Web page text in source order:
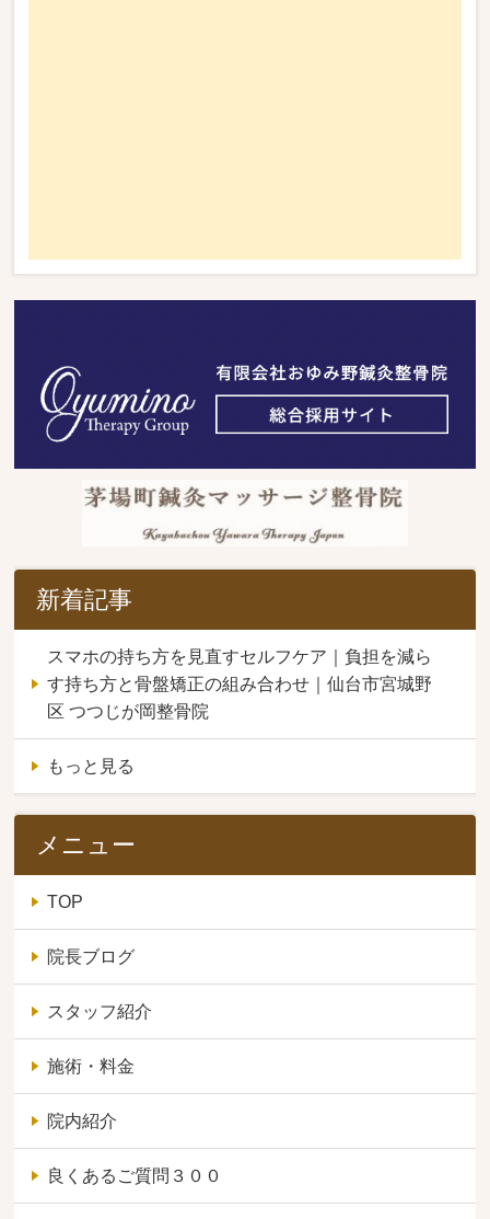
新着記事
スマホの持ち方を見直すセルフケア｜負担を減ら
す持ち方と骨盤矯正の組み合わせ｜仙台市宮城野
区 つつじが岡整骨院
もっと見る
メニュー
TOP
院長ブログ
スタッフ紹介
施術・料金
院内紹介
良くあるご質問３００